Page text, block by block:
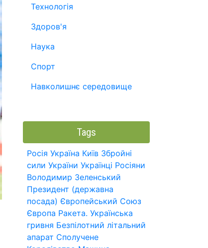
Технологія
Здоров'я
Наука
Спорт
Навколишнє середовище
Tags
Росія Україна Київ Збройні
сили України Українці Росіяни
Володимир Зеленський
Президент (державна
посада) Європейський Союз
Європа Ракета. Українська
гривня Безпілотний літальний
апарат Сполучене